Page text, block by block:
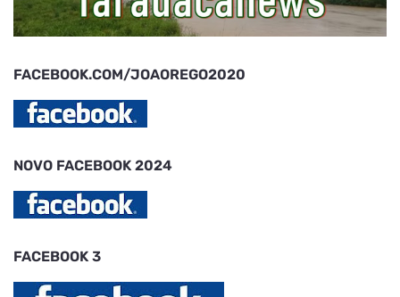
FACEBOOK.COM/JOAOREGO2020
NOVO FACEBOOK 2024
FACEBOOK 3